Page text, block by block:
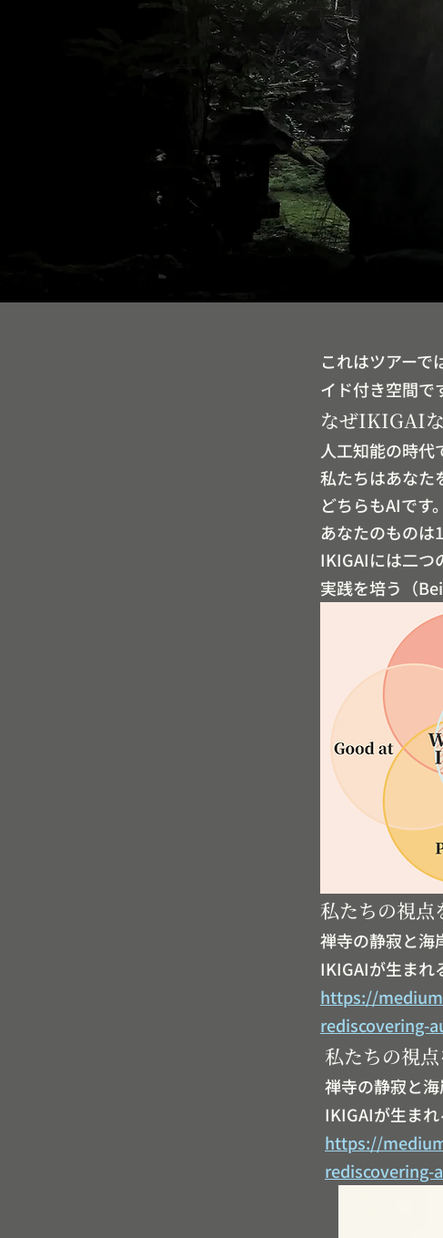
これはツアー
イド付き空間で
なぜIKIGAI
人工知能の時代
私たちはあなた
どちらもAIです。
あなたのものは
IKIGAIには二つ
実践を培う（
私たちの視点
禅寺の静寂と海
IKIGAIが生まれ
https://
rediscovering-
私たちの視
禅寺の静寂と
IKIGAIが生まれ
https://
rediscovering-